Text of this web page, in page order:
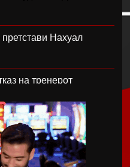
Нахуал
на тренерот
на Даниел